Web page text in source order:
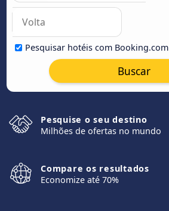
Pesquisar hotéis com Booking.com
Buscar
Pesquise o seu destino
Milhões de ofertas no mundo
Compare os resultados
Economize até 70%